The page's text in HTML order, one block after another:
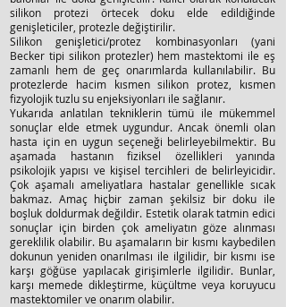
silikon protezi örtecek doku elde edildiğinde
genişleticiler, protezle değiştirilir.
Silikon genişletici/protez kombinasyonları (yani
Becker tipi silikon protezler) hem mastektomi ile eş
zamanlı hem de geç onarımlarda kullanılabilir. Bu
protezlerde hacim kısmen silikon protez, kısmen
fizyolojik tuzlu su enjeksiyonları ile sağlanır.
Yukarıda anlatılan tekniklerin tümü ile mükemmel
sonuçlar elde etmek uygundur. Ancak önemli olan
hasta için en uygun seçeneği belirleyebilmektir. Bu
aşamada hastanın fiziksel özellikleri yanında
psikolojik yapısı ve kişisel tercihleri de belirleyicidir.
Çok aşamalı ameliyatlara hastalar genellikle sıcak
bakmaz. Amaç hiçbir zaman şekilsiz bir doku ile
boşluk doldurmak değildir. Estetik olarak tatmin edici
sonuçlar için birden çok ameliyatın göze alınması
gereklilik olabilir. Bu aşamaların bir kısmı kaybedilen
dokunun yeniden onarılması ile ilgilidir, bir kısmı ise
karşı göğüse yapılacak girişimlerle ilgilidir. Bunlar,
karşı memede dikleştirme, küçültme veya koruyucu
mastektomiler ve onarım olabilir.